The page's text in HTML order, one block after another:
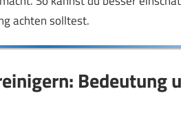
achten solltest.
Bedeutung